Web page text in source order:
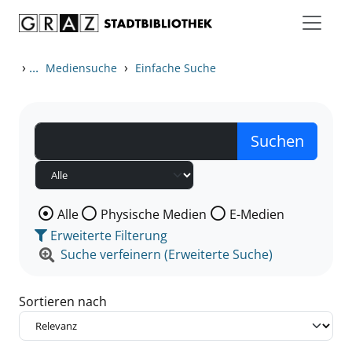
› ... Mediensuche › Einfache Suche
Wählen Sie die Medienart nach der Sie suchen wollen.
Alle Physische Medien
E-Medien
Erweiterte Filterung
Suche verfeinern (Erweiterte Suche)
Sortieren nach